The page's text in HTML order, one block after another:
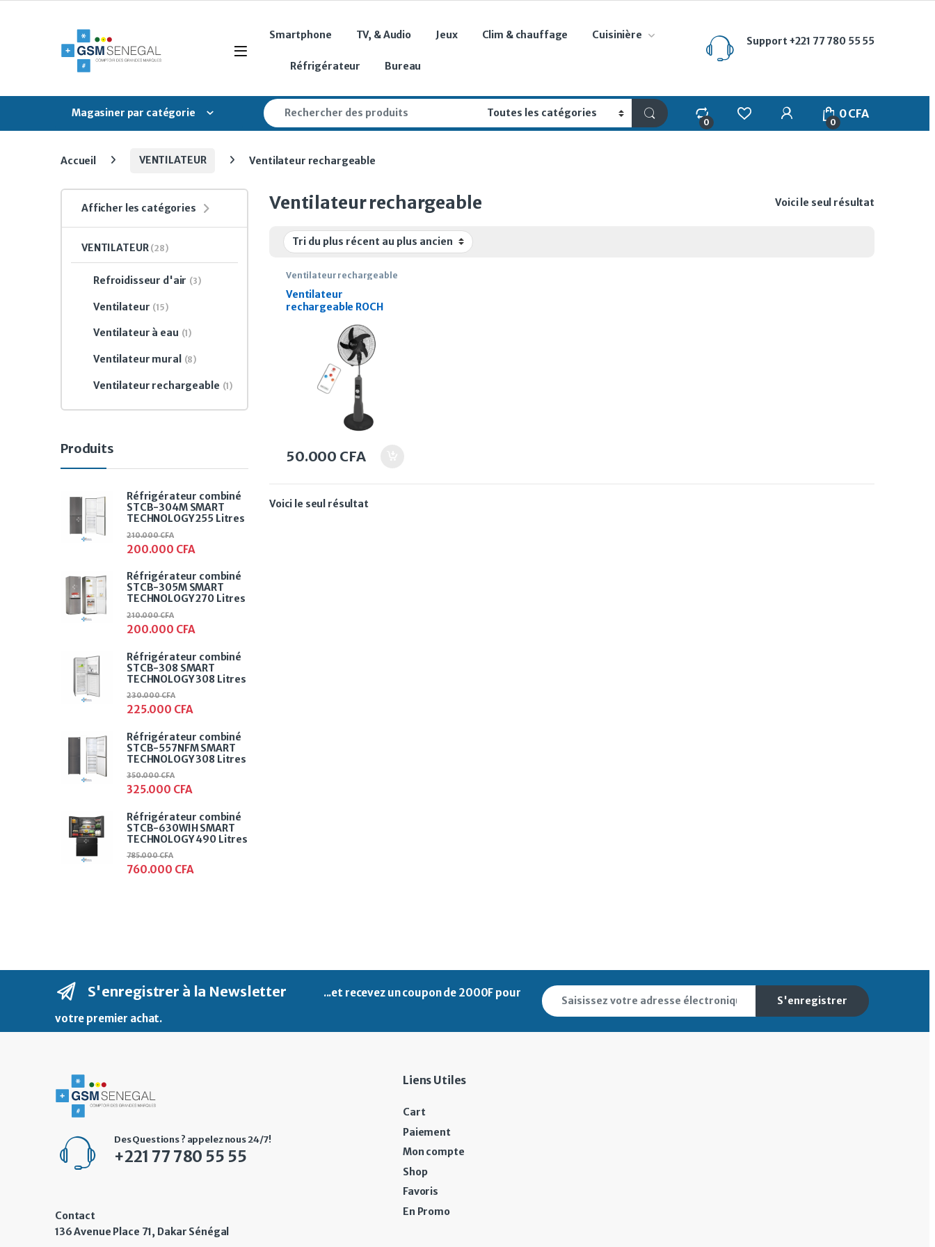
Open
Smartphone TV, & Audio Jeux Clim & chauffage Cuisinière
Réfrigérateur Bureau
Support +221 77 780 55 55
Magasiner par catégorie
Search for:
0
My Account
0
0CFA
Accueil VENTILATEUR Ventilateur rechargeable
Ventilateur rechargeable Voici le seul résultat
Ventilateur rechargeable
Ventilateur
rechargeable ROCH
télécommande 18”
50.000 CFA
Voici le seul résultat
Afficher les catégories
VENTILATEUR (28)
Refroidisseur d'air (3)
Ventilateur (15)
Ventilateur à eau (1)
Ventilateur mural (8)
Ventilateur rechargeable (1)
Produits
Réfrigérateur combiné
STCB-304M SMART
TECHNOLOGY 255 Litres
200.000 CFA
210.000CFA
Réfrigérateur combiné
STCB-305M SMART
TECHNOLOGY 270 Litres
200.000 CFA
210.000CFA
Réfrigérateur combiné
STCB-308 SMART
TECHNOLOGY 308 Litres
225.000 CFA
230.000CFA
Réfrigérateur combiné
STCB-557NFM SMART
TECHNOLOGY 308 Litres
325.000 CFA
350.000CFA
Réfrigérateur combiné
STCB-630WIH SMART
TECHNOLOGY 490 Litres
760.000 CFA
785.000CFA
S'enregistrer à la Newsletter ...et recevez uncoupon de 2000F pour
votre premier achat.
S'enregistrer
Des Questions ? appelez nous 24/7!
+221 77 780 55 55
Contact
136 Avenue Place 71, Dakar Sénégal
Liens Utiles
Cart
Paiement
Mon compte
Shop
Favoris
En Promo